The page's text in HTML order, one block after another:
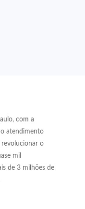
com a
atendimento
revolucionar o
mil
de 3 milhões de